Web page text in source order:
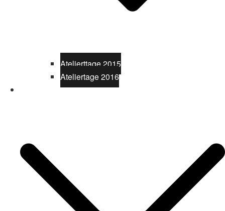
Atelierttage 2015
Ateliertage 2016